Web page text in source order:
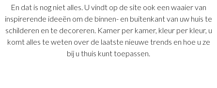
En dat is nog niet alles. U vindt op de site ook een waaier van
inspirerende ideeën om de binnen- en buitenkant van uw huis te
schilderen en te decoreren. Kamer per kamer, kleur per kleur, u
komt alles te weten over de laatste nieuwe trends en hoe u ze
bij u thuis kunt toepassen.